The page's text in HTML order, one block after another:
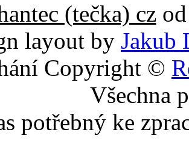
(tečka) czod
layout by Jakub
Copyright ©
Všechna
potřebný ke